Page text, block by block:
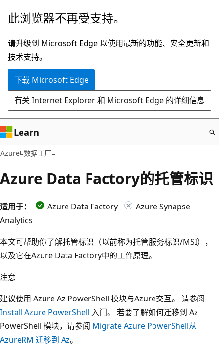
跳
主
要
内
此浏览器不再受支持。
请升级到 Microsoft Edge 以使用最新的功能、安全更新和
技术支持。
下载 Microsoft Edge
有关 Internet Explorer 和 Microsoft Edge 的详细信息
Learn
Azure 数据工厂
Azure Data Factory的托管标识
适用于： Azure Data Factory
Azure Synapse
Analytics
本文可帮助你了解托管标识（以前称为托管服务标识/MSI），
以及它在Azure Data Factory中的工作原理。
注意
建议使用 Azure Az PowerShell 模块与Azure交互。 请参阅
Install Azure PowerShell 入门。 若要了解如何迁移到 Az
PowerShell 模块，请参阅 Migrate Azure PowerShell从
AzureRM 迁移到 Az。